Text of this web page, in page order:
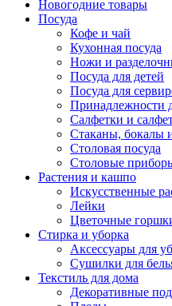
Новогодние товары
Посуда
Кофе и чай
Кухонная посуда
Ножи и
Посуда для детей
Посуда для
Принадлежности
Салфетки и
Стаканы, бокалы
Столовая посуда
Столовые
Растения и кашпо
Искусственные
Лейки
Цветочные
Стирка и уборка
Аксессуары для
Сушилки для
Текстиль для дома
Декоративные